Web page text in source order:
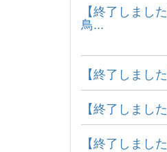
【終了しまし
鳥...
【終了しまし
【終了しまし
【終了しまし